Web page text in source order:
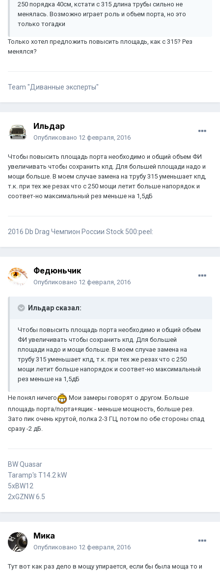
250 порядка 40см, кстати с 315 длина трубы сильно не
менялась. Возможно играет роль и объем порта, но это
только тогадки
Только хотел предложить повысить площадь, как с 315? Рез
менялся?
Team "Диванные эксперты"
Ильдар
Опубликовано 12 февраля, 2016
Чтобы повысить площадь порта необходимо и общий объем ФИ
увеличивать чтобы сохранить кпд. Для большей площади надо и
мощи больше. В моем случае замена на трубу 315 уменьшает кпд,
т.к. при тех же резах что с 250 мощи летит больше напорядок и
соответ-но максимальный рез меньше на 1,5дБ
2016 Db Drag Чемпион России Stock 500:peel:
Федюньчик
Опубликовано 12 февраля, 2016
Ильдар сказал:
Чтобы повысить площадь порта необходимо и общий объем
ФИ увеличивать чтобы сохранить кпд. Для большей
площади надо и мощи больше. В моем случае замена на
трубу 315 уменьшает кпд, т.к. при тех же резах что с 250
мощи летит больше напорядок и соответ-но максимальный
рез меньше на 1,5дБ
Не понял ничего
Мои замеры говорят о другом. Больше
площадь порта/порта+ящик - меньше мощность, больше рез.
Зато пик очень крутой, полка 2-3 ГЦ, потом по обе стороны спад
сразу -2 дБ.
BW Quasar
Taramp's T14.2 kW
5xBW12
2xGZNW 6.5
Мика
Опубликовано 12 февраля, 2016
Тут вот как раз дело в мощу упирается, если бы была моща то и